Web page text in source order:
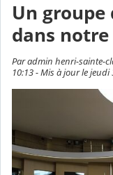
Un groupe
dans
Par admin henri-sainte-
10:13 - Mis à jour le